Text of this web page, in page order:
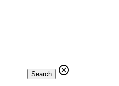
Search
cancel